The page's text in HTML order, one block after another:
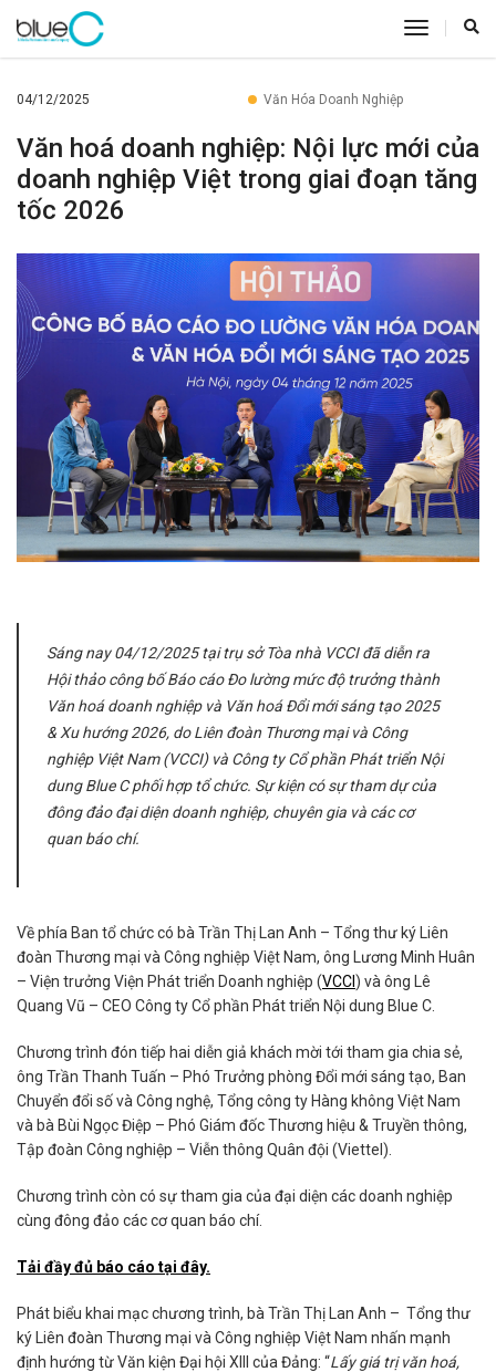
toggle
04/12/2025 Văn Hóa Doanh Nghiệp
Văn hoá doanh nghiệp: Nội lực mới của
doanh nghiệp Việt trong giai đoạn tăng
tốc 2026
Sáng nay 04/12/2025 tại trụ sở Tòa nhà VCCI đã diễn ra
Hội thảo công bố Báo cáo Đo lường mức độ trưởng thành
Văn hoá doanh nghiệp và Văn hoá Đổi mới sáng tạo 2025
& Xu hướng 2026, do Liên đoàn Thương mại và Công
nghiệp Việt Nam (VCCI) và Công ty Cổ phần Phát triển Nội
dung Blue C phối hợp tổ chức. Sự kiện có sự tham dự của
đông đảo đại diện doanh nghiệp, chuyên gia và các cơ
quan báo chí.
Về phía Ban tổ chức có bà Trần Thị Lan Anh – Tổng thư ký Liên
đoàn Thương mại và Công nghiệp Việt Nam, ông Lương Minh Huân
– Viện trưởng Viện Phát triển Doanh nghiệp (VCCI) và ông Lê
Quang Vũ – CEO Công ty Cổ phần Phát triển Nội dung Blue C.
Chương trình đón tiếp hai diễn giả khách mời tới tham gia chia sẻ,
ông Trần Thanh Tuấn – Phó Trưởng phòng Đổi mới sáng tạo, Ban
Chuyển đổi số và Công nghệ, Tổng công ty Hàng không Việt Nam
và bà Bùi Ngọc Điệp – Phó Giám đốc Thương hiệu & Truyền thông,
Tập đoàn Công nghiệp – Viễn thông Quân đội (Viettel).
Chương trình còn có sự tham gia của đại diện các doanh nghiệp
cùng đông đảo các cơ quan báo chí.
Tải đầy đủ báo cáo tại đây.
Phát biểu khai mạc chương trình, bà Trần Thị Lan Anh – Tổng thư
ký Liên đoàn Thương mại và Công nghiệp Việt Nam nhấn mạnh
định hướng từ Văn kiện Đại hội XIII của Đảng: “Lấy giá trị văn hoá,